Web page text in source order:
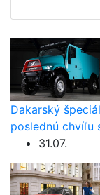
Dakarský
poslednú chvíľu
31.07.